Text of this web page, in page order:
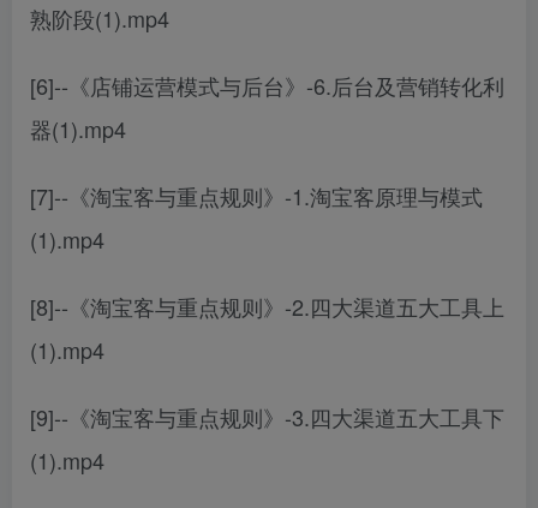
熟阶段(1).mp4
[6]--《店铺运营模式与后台》-6.后台及营销转化利
器(1).mp4
[7]--《淘宝客与重点规则》-1.淘宝客原理与模式
(1).mp4
[8]--《淘宝客与重点规则》-2.四大渠道五大工具上
(1).mp4
[9]--《淘宝客与重点规则》-3.四大渠道五大工具下
(1).mp4